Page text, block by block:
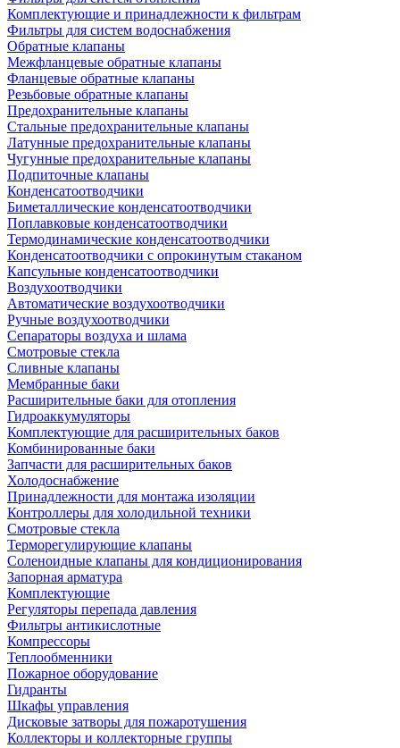
Комплектующие и принадлежности к фильтрам
Фильтры для систем водоснабжения
Обратные клапаны
Межфланцевые обратные клапаны
Фланцевые обратные клапаны
Резьбовые обратные клапаны
Предохранительные клапаны
Стальные предохранительные клапаны
Латунные предохранительные клапаны
Чугунные предохранительные клапаны
Подпиточные клапаны
Конденсатоотводчики
Биметаллические конденсатоотводчики
Поплавковые конденсатоотводчики
Термодинамические конденсатоотводчики
Конденсатоотводчики с опрокинутым стаканом
Капсульные конденсатоотводчики
Воздухоотводчики
Автоматические воздухоотводчики
Ручные воздухоотводчики
Сепараторы воздуха и шлама
Смотровые стекла
Сливные клапаны
Мембранные баки
Расширительные баки для отопления
Гидроаккумуляторы
Комплектующие для расширительных баков
Комбинированные баки
Запчасти для расширительных баков
Холодоснабжение
Принадлежности для монтажа изоляции
Контроллеры для холодильной техники
Смотровые стекла
Терморегулирующие клапаны
Соленоидные клапаны для кондиционирования
Запорная арматура
Комплектующие
Регуляторы перепада давления
Фильтры антикислотные
Компрессоры
Теплообменники
Пожарное оборудование
Гидранты
Шкафы управления
Дисковые затворы для пожаротушения
Коллекторы и коллекторные группы